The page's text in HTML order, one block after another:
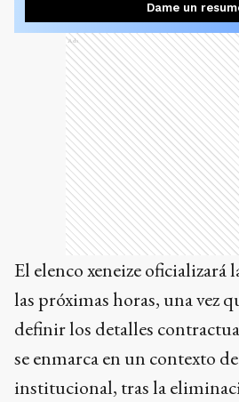
Dame un
Ads
El elenco xeneize oficializará
las próximas horas, una vez
definir los detalles
se enmarca en un contexto
institucional, tras la